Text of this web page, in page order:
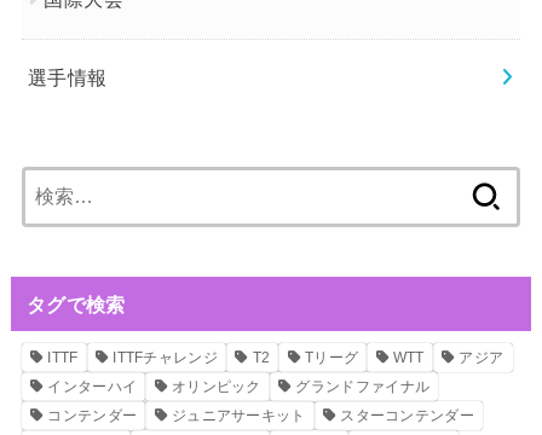
選手情報
索:
タグで検索
ITTF ITTFチャレンジ T2 Tリーグ WTT
アジア
インターハイ
オリンピック
グランドファイナル
コンテンダー
ジュニアサーキット
スターコンテンダー